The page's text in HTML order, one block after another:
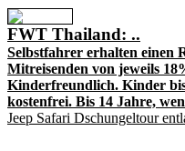
FWT Thailand: ..
Selbstfahrer erhalten einen
Mitreisenden von jeweils
Kinderfreundlich. Kinder
kostenfrei. Bis 14 Jahre,
Jeep Safari Dschungeltour